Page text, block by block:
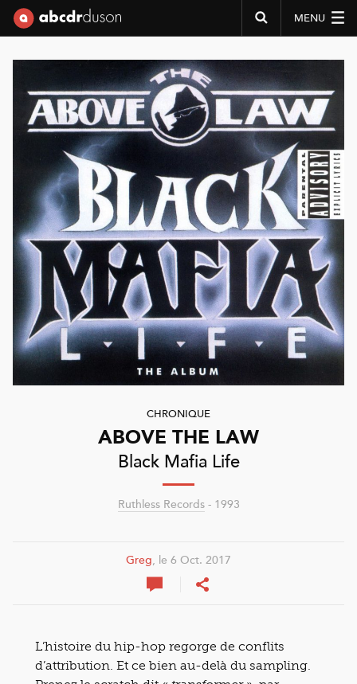
MENU
CHRONIQUE
ABOVE THE LAW
Black Mafia Life
Ruthless Records- 1993
Greg, le 6 Oct. 2017
L’histoire du hip-hop regorge de conflits
d’attribution. Et ce bien au-delà du sampling.